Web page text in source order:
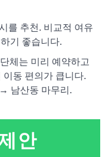
를 추천. 비교적 여유
기 좋습니다.
체는 미리 예약하고
이동 편의가 큽니다.
남산동 마무리.
안